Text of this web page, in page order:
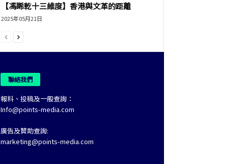
【馮睎乾十三維度】香港與文革的距離
2025年05月21日
聯絡我們
報料、投稿及一般查詢：
Info@points-media.com
廣告及贊助查詢:
marketing@points-media.com